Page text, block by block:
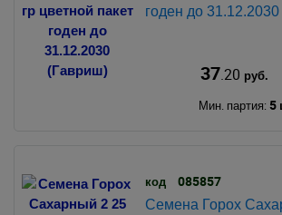
годен до
37.20 руб.
Мин. партия: 5
код 085857
Семена Горох